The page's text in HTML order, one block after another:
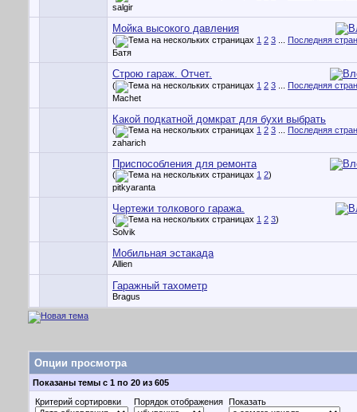
salgir
Мойка высокого давления
( 1 2 3
Последняя
Батя
Строю гараж. Отчет.
( 1 2 3
Последняя
Machet
Какой подкатной домкрат для бухи выбрать
( 1 2 3
Последняя
zaharich
Приспособления для ремонта
( 1 2)
pitkyaranta
Чертежи толкового гаража.
( 1 2 3)
Solvik
Мобильная эстакада
Allien
Гаражный тахометр
Bragus
Опции просмотра
Показаны темы с 1 по 20 из 605
Критерий сортировки
Порядок отображения Показать